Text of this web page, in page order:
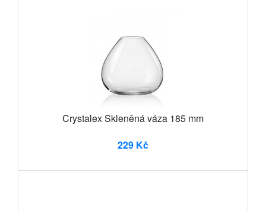
Crystalex Skleněná váza 185 mm
229 Kč